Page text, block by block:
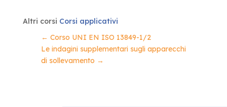
Altri corsi Corsi applicativi
← Corso UNI EN ISO 13849-1/2
Le indagini supplementari sugli apparecchi
di sollevamento →